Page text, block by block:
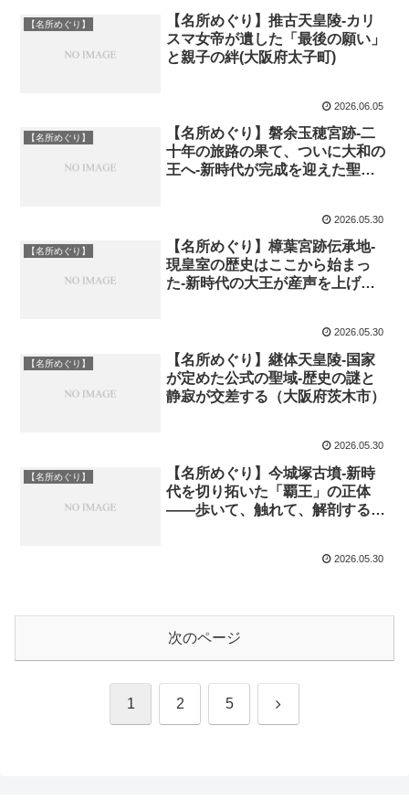
【名所めぐり】
【名所めぐり】推古天皇陵-カリ
スマ女帝が遺した「最後の願い」
と親子の絆(大阪府太子町)
2026.06.05
【名所めぐり】
【名所めぐり】磐余玉穂宮跡-二
十年の旅路の果て、ついに大和の
王へ-新時代が完成を迎えた聖
2026.05.30
【名所めぐり】
【名所めぐり】樟葉宮跡伝承地-
現皇室の歴史はここから始まっ
た-新時代の大王が産声を上げた
2026.05.30
【名所めぐり】
【名所めぐり】継体天皇陵-国家
が定めた公式の聖域-歴史の謎と
静寂が交差する（大阪府茨木市）
2026.05.30
【名所めぐり】
【名所めぐり】今城塚古墳-新時
代を切り拓いた「覇王」の正体
——歩いて、触れて、解剖する、
2026.05.30
次のページ
1 2 5 次